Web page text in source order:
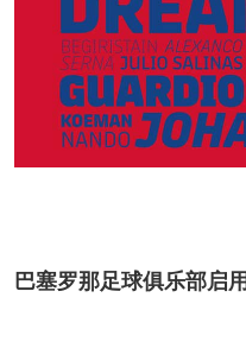
巴塞罗那足球俱乐部启